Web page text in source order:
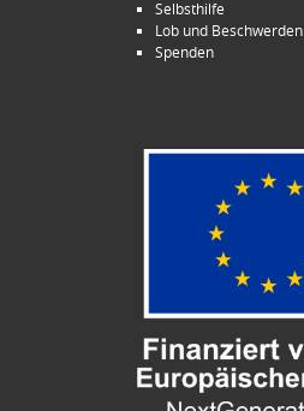
Selbsthilfe
Lob und Beschwerden
Spenden